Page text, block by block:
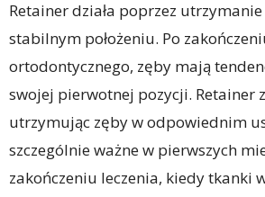
Retainer działa poprzez
stabilnym położeniu. Po
ortodontycznego, zęby mają
swojej pierwotnej pozycji. Retainer
utrzymując zęby w odpowiednim
szczególnie ważne w pierwszych
zakończeniu leczenia, kiedy tkanki